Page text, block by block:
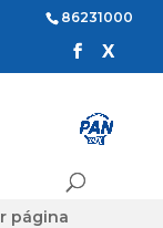
86231000
página